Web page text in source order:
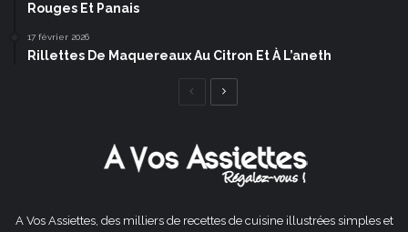
Rouges Et Panais
17 février 2026
Rillettes De Maquereaux Au Citron Et À L’aneth
Page
A Vos Assiettes, des milliers de recettes de cuisine illustrées simples et